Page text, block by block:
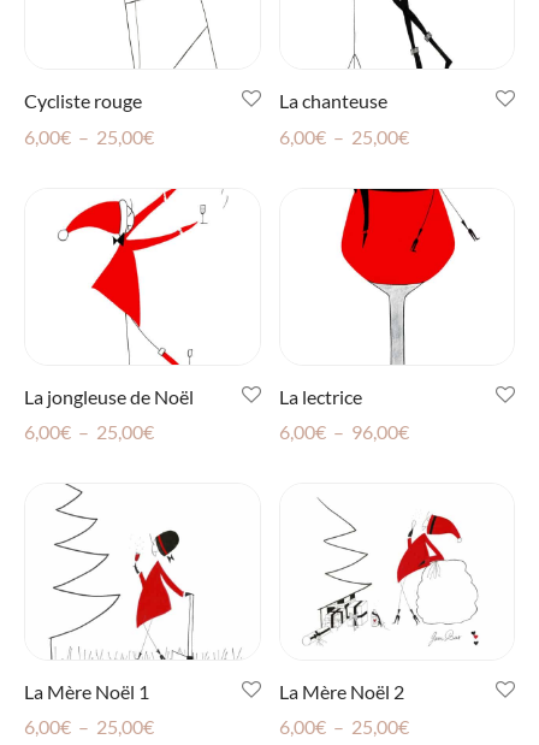
Cycliste rouge
6,00€ – 25,00€Plage
prix :
6,00€
à
La chanteuse
6,00€ – 25,00€Plage
prix :
6,00€
à
25,00€
La jongleuse de Noël
6,00€ – 25,00€Plage
à
25,00€
La lectrice
6,00€ – 96,00€Plage
6,00€
à
96,00€
La Mère Noël 1
6,00€ – 25,00€Plage
La Mère Noël 2
6,00€ – 25,00€Plage